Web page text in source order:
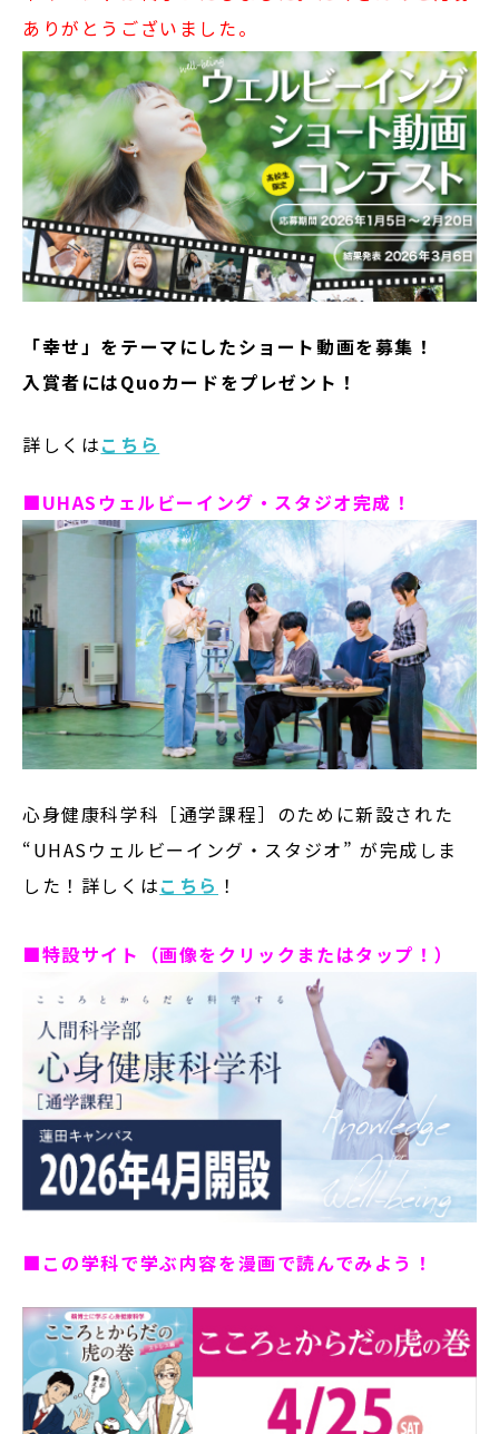
ありがとうございました。
「幸せ」をテーマにしたショート動画を募集！
入賞者にはQuoカードをプレゼント！
詳しくはこちら
■UHASウェルビーイング・スタジオ完成！
心身健康科学科［通学課程］のために新設された
“UHASウェルビーイング・スタジオ” が完成しま
した！詳しくはこちら ！
■特設サイト（画像をクリックまたはタップ！）
■この学科で学ぶ内容を漫画で読んでみよう！